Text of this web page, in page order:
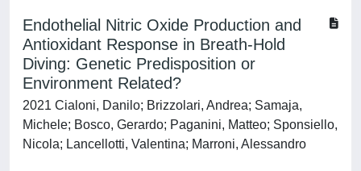
Endothelial Nitric Oxide Production and
Antioxidant Response in Breath-Hold
Diving: Genetic Predisposition or
Environment Related?
2021 Cialoni, Danilo; Brizzolari, Andrea; Samaja,
Michele; Bosco, Gerardo; Paganini, Matteo; Sponsiello,
Nicola; Lancellotti, Valentina; Marroni, Alessandro